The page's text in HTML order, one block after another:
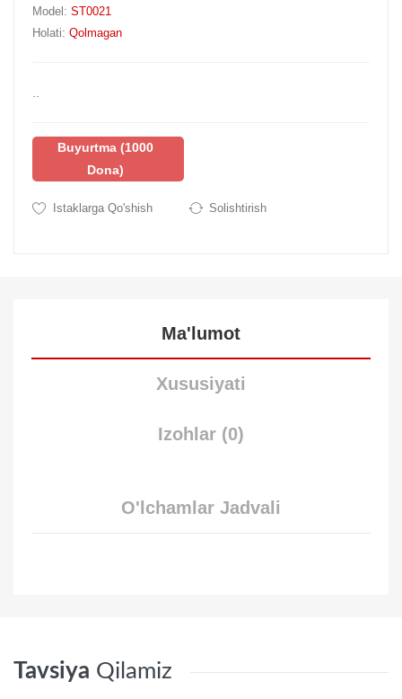
Model: ST0021
Holati: Qolmagan
..
Buyurtma (1000
Dona)
Istaklarga Qo'shish Solishtirish
Ma'lumot
Xususiyati
Izohlar (0)
O'lchamlar Jadvali
Tavsiya Qilamiz